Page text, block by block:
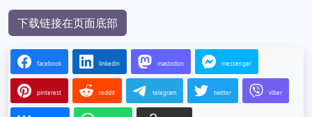
下载链接在页面底部
facebook linkedin mastodon messenger
pinterest reddit telegram twitter viber